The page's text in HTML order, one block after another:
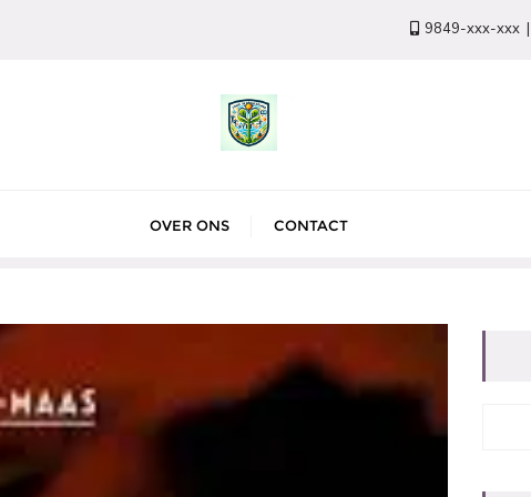
9849-xxx-xxx
OVER ONS CONTACT